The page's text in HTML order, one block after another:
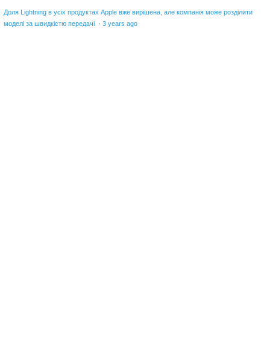
Доля Lightning в усіх продуктах Apple вже вирішена, але компанія може розділити
моделі за швидкістю передачі · 3 years ago